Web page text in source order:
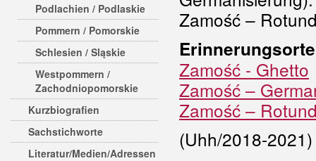
Podlachien / Podlaskie
Pommern / Pomorskie
Schlesien / Sląskie
Westpommern /
Zachodniopomorskie
Kurzbiografien
Sachstichworte
Literatur/Medien/Adressen
Zamość –
Zamość - Ghetto
Zamość –
Zamość –
(Uhh/2018-2021)